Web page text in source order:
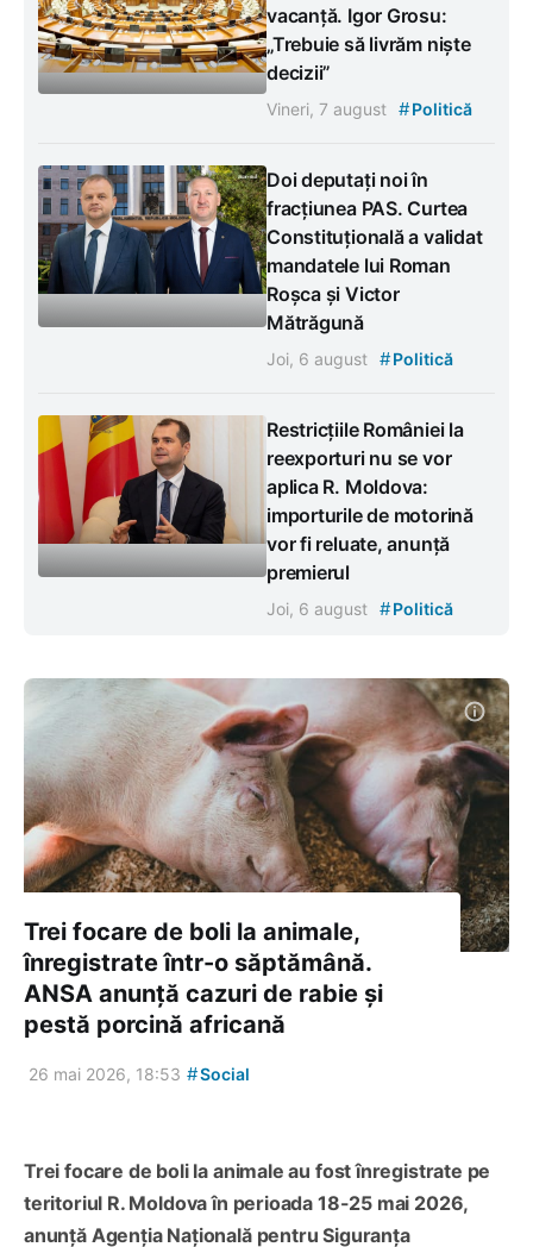
vacanță. Igor Grosu:
„Trebuie să livrăm niște
decizii”
Vineri, 7 august #Politică
Doi deputați noi în
fracțiunea PAS. Curtea
Constituțională a validat
mandatele lui Roman
Roșca și Victor
Mătrăgună
Joi, 6 august #Politică
Restricțiile României la
reexporturi nu se vor
aplica R. Moldova:
importurile de motorină
vor fi reluate, anunță
premierul
Joi, 6 august #Politică
Trei focare de boli la animale,
înregistrate într-o săptămână.
ANSA anunță cazuri de rabie și
pestă porcină africană
26 mai 2026, 18:53 #Social
Trei focare de boli la animale au fost înregistrate pe
teritoriul R. Moldova în perioada 18-25 mai 2026,
anunță Agenția Națională pentru Siguranța